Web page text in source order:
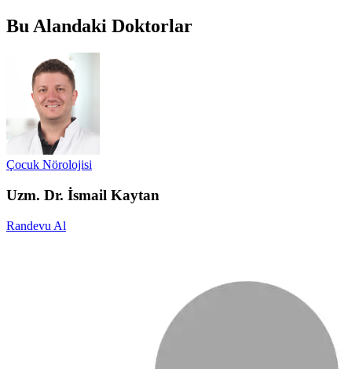
Bu Alandaki Doktorlar
Çocuk Nörolojisi
Uzm. Dr. İsmail Kaytan
Randevu Al